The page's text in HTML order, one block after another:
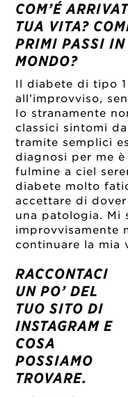
COM’É
TUA VITA?
PRIMI PASSI IN
MONDO?
Il diabete di tipo
all’improvviso,
Io stranamente
classici sintomi
tramite semplici
diagnosi per me
fulmine a ciel
diabete molto
accettare di
una patologia. Mi
improvvisamente
continuare la mia
RACCONTACI
UN PO’ DEL
TUO SITO DI
INSTAGRAM E
COSA
POSSIAMO
TROVARE.